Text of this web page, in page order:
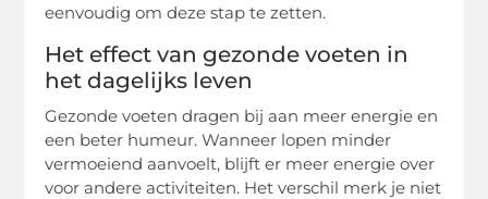
eenvoudig om deze stap te zetten.
Het effect van gezonde voeten in
het dagelijks leven
Gezonde voeten dragen bij aan meer energie en
een beter humeur. Wanneer lopen minder
vermoeiend aanvoelt, blijft er meer energie over
voor andere activiteiten. Het verschil merk je niet